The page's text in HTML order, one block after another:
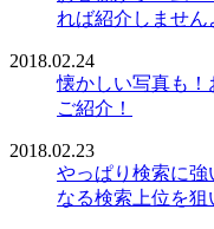
れば紹介しません
2018.02.24
懐かしい写真も
ご紹介！
2018.02.23
やっぱり検索に強
なる検索上位を狙